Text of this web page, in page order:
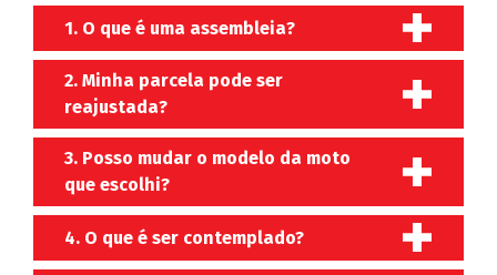
1. O que é uma assembleia?
2. Minha parcela pode ser
reajustada?
3. Posso mudar o modelo da moto
que escolhi?
4. O que é ser contemplado?